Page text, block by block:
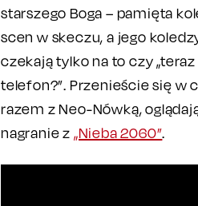
starszego Boga – pamięta
scen w skeczu, a jego
czekają tylko na to czy „teraz
telefon?”. Przenieście się w
razem z Neo-Nówką,
nagranie z „Nieba 2060”.